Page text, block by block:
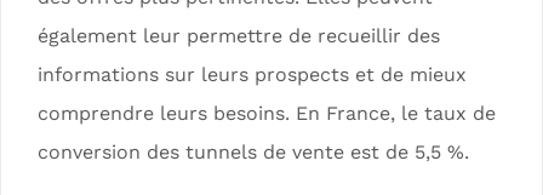
également leur permettre de recueillir des
informations sur leurs prospects et de mieux
comprendre leurs besoins. En France, le taux de
conversion des tunnels de vente est de 5,5 %.